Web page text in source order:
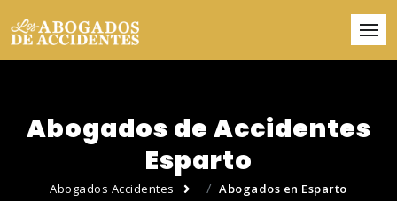
Abogados de Accidentes
Esparto
Abogados Accidentes Abogados en Esparto